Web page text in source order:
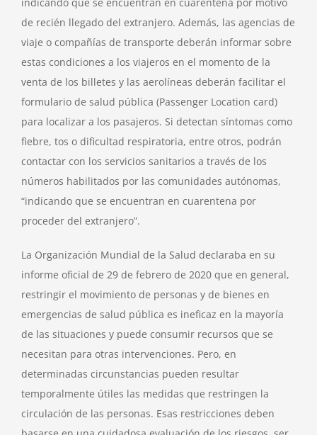
de recién llegado del extranjero. Además, las agencias de
viaje o compañías de transporte deberán informar sobre
estas condiciones a los viajeros en el momento de la
venta de los billetes y las aerolíneas deberán facilitar el
formulario de salud pública (Passenger Location card)
para localizar a los pasajeros. Si detectan síntomas como
fiebre, tos o dificultad respiratoria, entre otros, podrán
contactar con los servicios sanitarios a través de los
números habilitados por las comunidades autónomas,
“indicando que se encuentran en cuarentena por
proceder del extranjero”.
La Organización Mundial de la Salud declaraba en su
informe oficial de 29 de febrero de 2020 que en general,
restringir el movimiento de personas y de bienes en
‎emergencias de salud pública es ineficaz en la mayoría
de las situaciones y puede consumir ‎recursos que se
necesitan para otras intervenciones. Pero, en
determinadas circunstancias ‎pueden resultar
temporalmente útiles las medidas que restringen la
circulación de las personas. Esas restricciones deben